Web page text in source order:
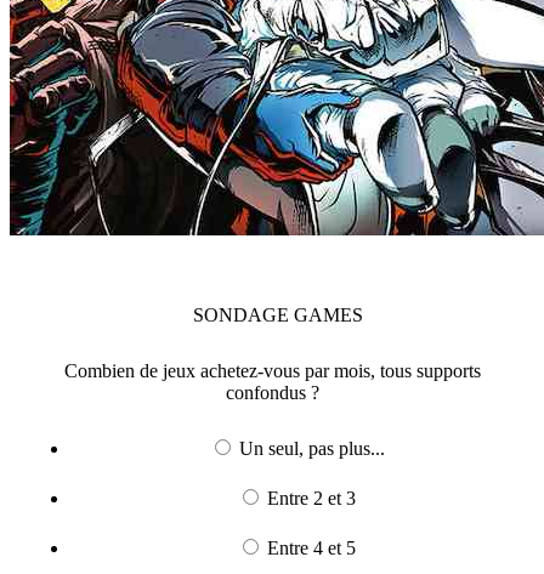
SONDAGE GAMES
Combien de jeux achetez-vous par mois, tous supports
confondus ?
Un seul, pas plus...
Entre 2 et 3
Entre 4 et 5